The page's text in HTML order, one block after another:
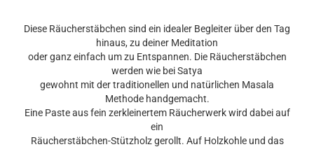
Diese Räucherstäbchen sind ein idealer Begleiter über den Tag
hinaus, zu deiner Meditation
oder ganz einfach um zu Entspannen. Die Räucherstäbchen
werden wie bei Satya
gewohnt mit der traditionellen und natürlichen Masala
Methode handgemacht.
Eine Paste aus fein zerkleinertem Räucherwerk wird dabei auf
ein
Räucherstäbchen-Stützholz gerollt. Auf Holzkohle und das